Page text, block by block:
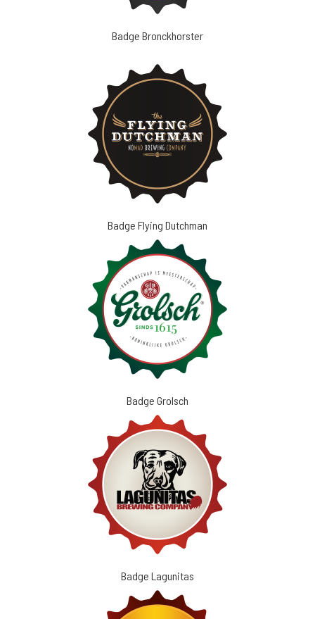
Badge Bronckhorster
Badge Flying Dutchman
Badge Grolsch
Badge Lagunitas